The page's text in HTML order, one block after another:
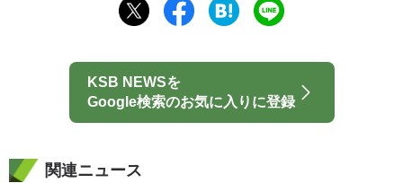
KSB NEWSを
Google検索のお気に入りに登録
関連ニュース